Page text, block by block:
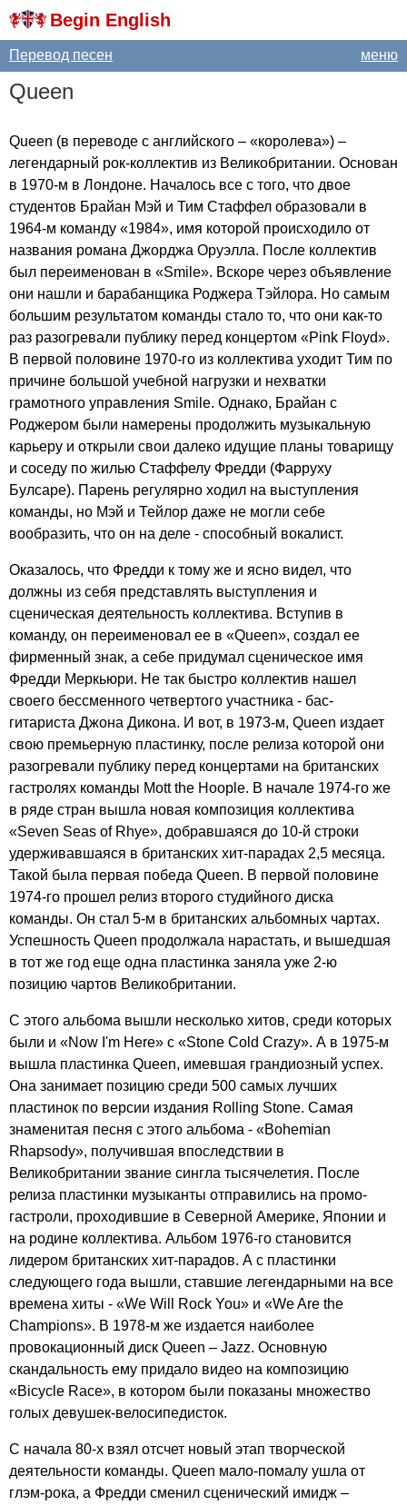
Begin English
меню
Перевод песен
Queen
Queen (в переводе с английского – «королева») –
легендарный рок-коллектив из Великобритании. Основан
в 1970-м в Лондоне. Началось все с того, что двое
студентов Брайан Мэй и Тим Стаффел образовали в
1964-м команду «1984», имя которой происходило от
названия романа Джорджа Оруэлла. После коллектив
был переименован в «Smile». Вскоре через объявление
они нашли и барабанщика Роджера Тэйлора. Но самым
большим результатом команды стало то, что они как-то
раз разогревали публику перед концертом «Pink Floyd».
В первой половине 1970-го из коллектива уходит Тим по
причине большой учебной нагрузки и нехватки
грамотного управления Smile. Однако, Брайан с
Роджером были намерены продолжить музыкальную
карьеру и открыли свои далеко идущие планы товарищу
и соседу по жилью Стаффелу Фредди (Фарруху
Булсаре). Парень регулярно ходил на выступления
команды, но Мэй и Тейлор даже не могли себе
вообразить, что он на деле - способный вокалист.
Оказалось, что Фредди к тому же и ясно видел, что
должны из себя представлять выступления и
сценическая деятельность коллектива. Вступив в
команду, он переименовал ее в «Queen», создал ее
фирменный знак, а себе придумал сценическое имя
Фредди Меркьюри. Не так быстро коллектив нашел
своего бессменного четвертого участника - бас-
гитариста Джона Дикона. И вот, в 1973-м, Queen издает
свою премьерную пластинку, после релиза которой они
разогревали публику перед концертами на британских
гастролях команды Mott the Hoople. В начале 1974-го же
в ряде стран вышла новая композиция коллектива
«Seven Seas of Rhye», добравшаяся до 10-й строки
удерживавшаяся в британских хит-парадах 2,5 месяца.
Такой была первая победа Queen. В первой половине
1974-го прошел релиз второго студийного диска
команды. Он стал 5-м в британских альбомных чартах.
Успешность Queen продолжала нарастать, и вышедшая
в тот же год еще одна пластинка заняла уже 2-ю
позицию чартов Великобритании.
С этого альбома вышли несколько хитов, среди которых
были и «Now I'm Here» с «Stone Cold Crazy». А в 1975-м
вышла пластинка Queen, имевшая грандиозный успех.
Она занимает позицию среди 500 самых лучших
пластинок по версии издания Rolling Stone. Самая
знаменитая песня с этого альбома - «Bohemian
Rhapsody», получившая впоследствии в
Великобритании звание сингла тысячелетия. После
релиза пластинки музыканты отправились на промо-
гастроли, проходившие в Северной Америке, Японии и
на родине коллектива. Альбом 1976-го становится
лидером британских хит-парадов. А с пластинки
следующего года вышли, ставшие легендарными на все
времена хиты - «We Will Rock You» и «WeAre the
Champions». В 1978-м же издается наиболее
провокационный диск Queen – Jazz. Основную
скандальность ему придало видео на композицию
«Bicycle Race», в котором были показаны множество
голых девушек-велосипедисток.
С начала 80-х взял отсчет новый этап творческой
деятельности команды. Queen мало-помалу ушла от
глэм-рока, а Фредди сменил сценический имидж –